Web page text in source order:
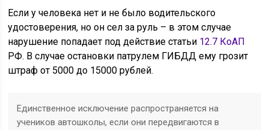
Если у человека нет и не было водительского
удостоверения, но он сел за руль – в этом случае
нарушение попадает под действие статьи 12.7 КоАП
РФ. В случае остановки патрулем ГИБДД ему грозит
штраф от 5000 до 15000 рублей.
Единственное исключение распространяется на
учеников автошколы, если они передвигаются в